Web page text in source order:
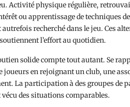
Activité physique régulière,
ou apprentissage de techniques
recherché dans le jeu. Ces
l’effort au quotidien.
solide compte tout autant. Se
joueurs en rejoignant un club, une
La participation à des groupes de
des situations comparables.